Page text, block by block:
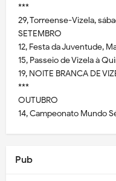
***
29, Torreense-Vizela,
SETEMBRO
12, Festa da Juventude,
15, Passeio de Vizela à
19, NOITE BRANCA DE
***
OUTUBRO
14, Campeonato Mundo
Pub